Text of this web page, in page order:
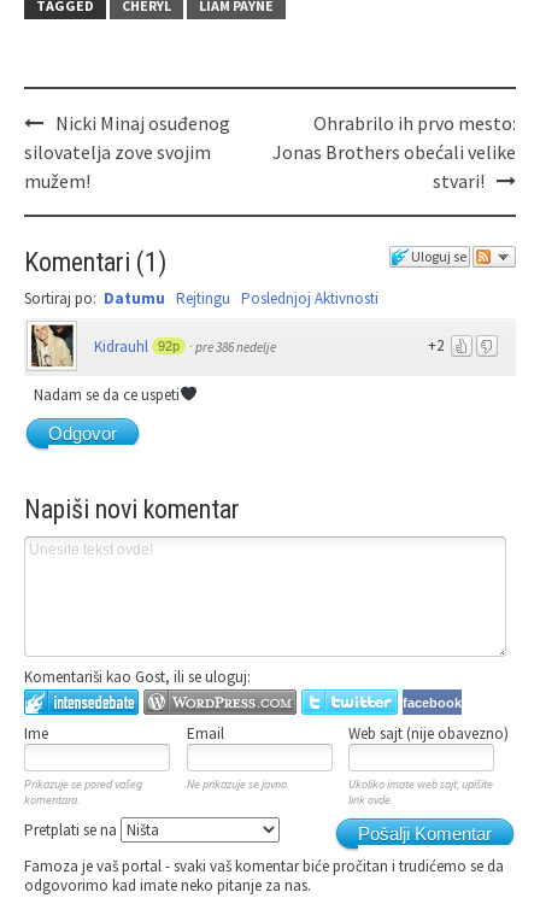
TAGGED CHERYL LIAM PAYNE
Nicki Minaj osuđenog
silovatelja zove svojim
mužem!
Ohrabrilo ih prvo mesto:
Jonas Brothers obećali velike
stvari!
Uloguj se
Komentari (1 )
Sortiraj po: Datumu Rejtingu Poslednjoj Aktivnosti
+2
Kidrauhl 92p · pre 386 nedelje
Nadam se da ce uspeti
Odgovor
Napiši novi komentar
Komentariši kao Gost, ili se uloguj:
facebook
Ime Email Web sajt (nije obavezno)
Prikazuje se pored vašeg
komentara.
Ne prikazuje se javno.
Ukoliko imate web sajt, upišite
link ovde.
Pošalji Komentar
Pretplati se na
Famoza je vaš portal - svaki vaš komentar biće pročitan i trudićemo se da
odgovorimo kad imate neko pitanje za nas.